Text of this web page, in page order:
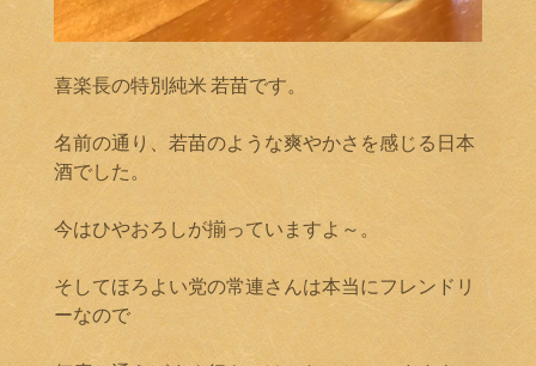
喜楽長の特別純米 若苗です。
名前の通り、若苗のような爽やかさを感じる日本
酒でした。
今はひやおろしが揃っていますよ～。
そしてほろよい党の常連さんは本当にフレンドリ
ーなので